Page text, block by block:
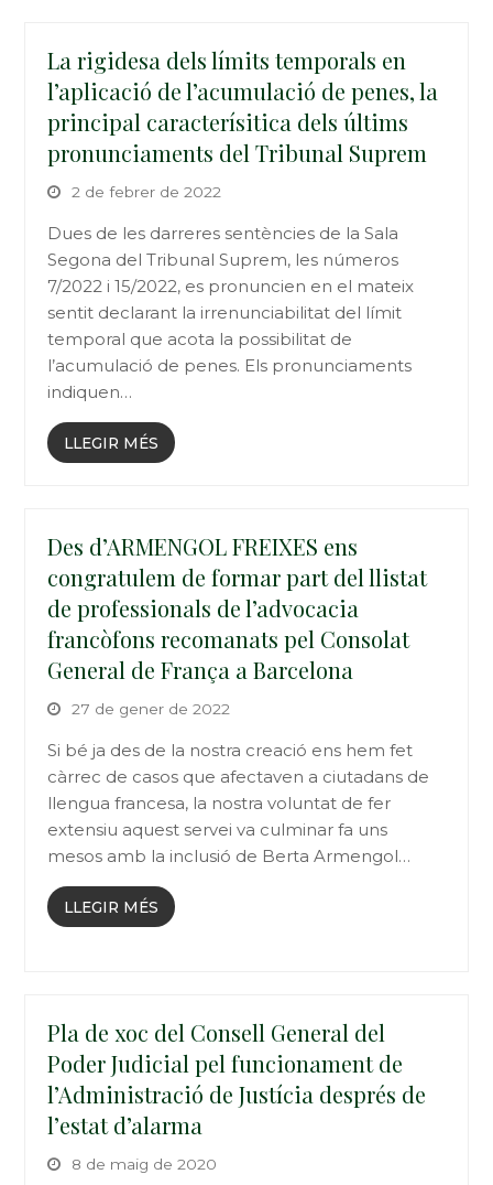
La rigidesa dels límits temporals en
l’aplicació de l’acumulació de penes, la
principal caracterísitica dels últims
pronunciaments del Tribunal Suprem
2 de febrer de 2022
Dues de les darreres sentències de la Sala
Segona del Tribunal Suprem, les números
7/2022 i 15/2022, es pronuncien en el mateix
sentit declarant la irrenunciabilitat del límit
temporal que acota la possibilitat de
l’acumulació de penes. Els pronunciaments
indiquen…
LLEGIR MÉS
Des d’ARMENGOL FREIXES ens
congratulem de formar part del llistat
de professionals de l’advocacia
francòfons recomanats pel Consolat
General de França a Barcelona
27 de gener de 2022
Si bé ja des de la nostra creació ens hem fet
càrrec de casos que afectaven a ciutadans de
llengua francesa, la nostra voluntat de fer
extensiu aquest servei va culminar fa uns
mesos amb la inclusió de Berta Armengol…
LLEGIR MÉS
Pla de xoc del Consell General del
Poder Judicial pel funcionament de
l’Administració de Justícia després de
l’estat d’alarma
8 de maig de 2020